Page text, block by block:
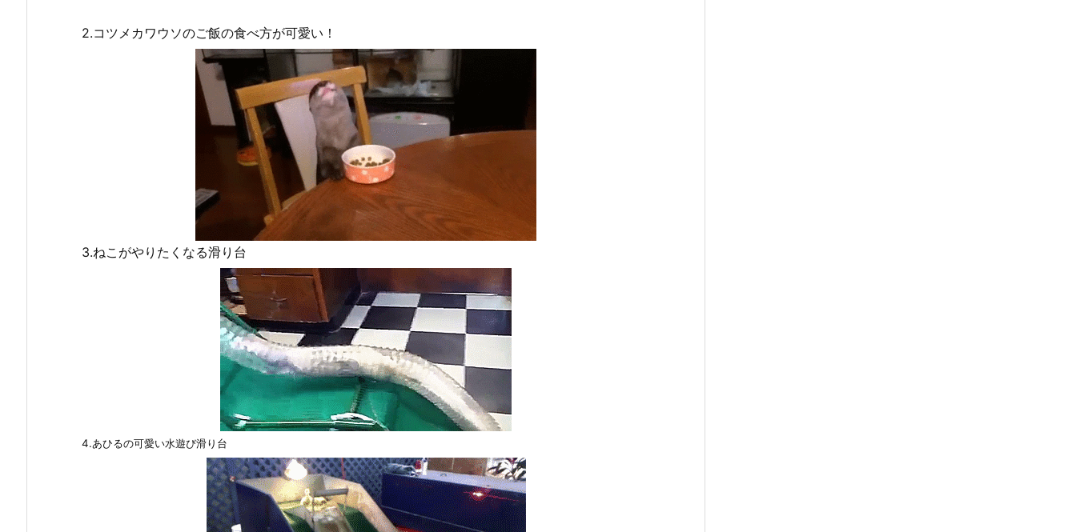
2.コツメカワウソのご飯の食べ方が可愛い！
3.ねこがやりたくなる滑り台
4.あひるの可愛い水遊び滑り台